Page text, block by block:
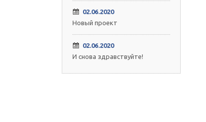
02.06.2020
Новый проект
02.06.2020
И снова здравствуйте!